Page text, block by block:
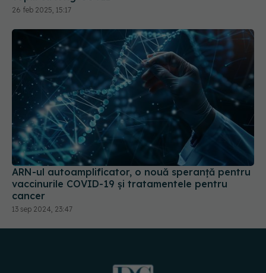
26 feb 2025, 15:17
ARN-ul autoamplificator, o nouă speranță pentru
vaccinurile COVID-19 și tratamentele pentru
cancer
13 sep 2024, 23:47